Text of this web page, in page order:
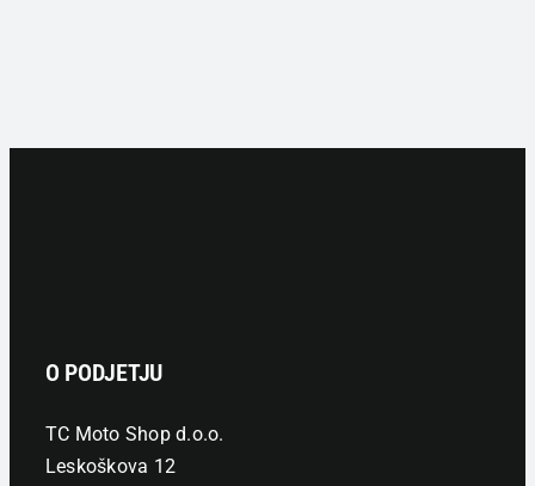
O PODJETJU
TC Moto Shop d.o.o.
Leskoškova 12